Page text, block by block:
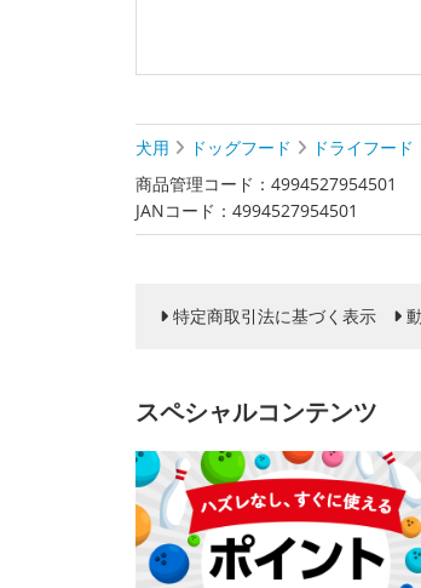
犬用 ドッグフード ドライフード
商品管理コード：4994527954501
JANコード：4994527954501
特定商取引法に基づく表示
スペシャルコンテンツ